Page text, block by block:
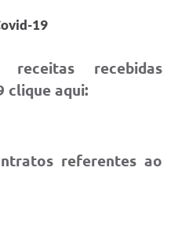
19
recebidas
clique aqui:
referentes ao